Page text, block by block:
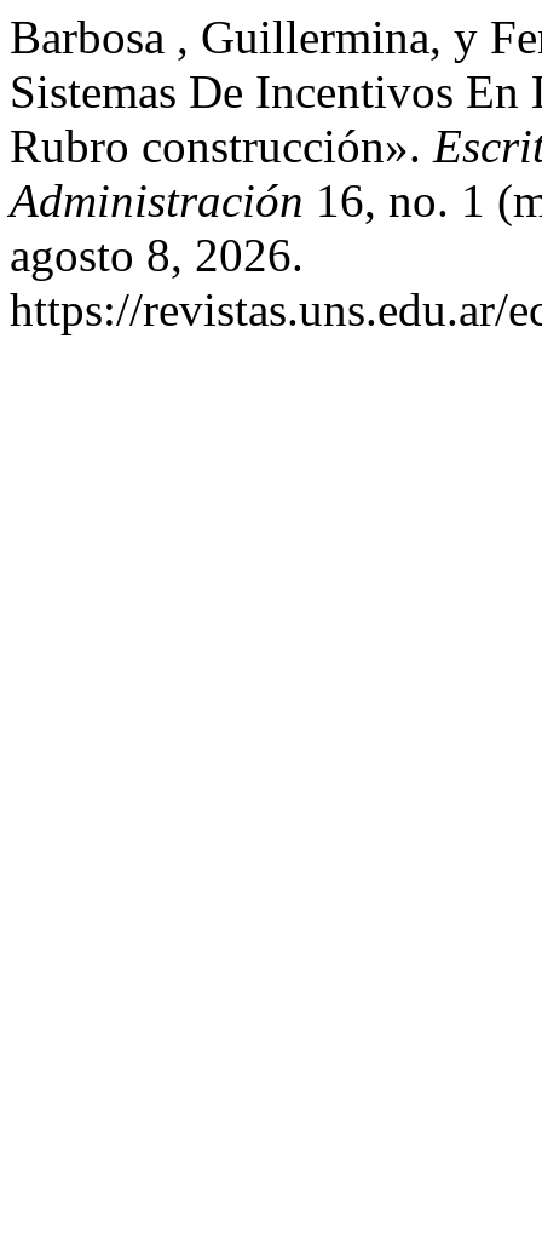
Barbosa , Guillermina, y
Sistemas De Incentivos
Rubro construcción».
Administración 16, no. 1
agosto 8, 2026.
https://revistas.uns.edu.ar/